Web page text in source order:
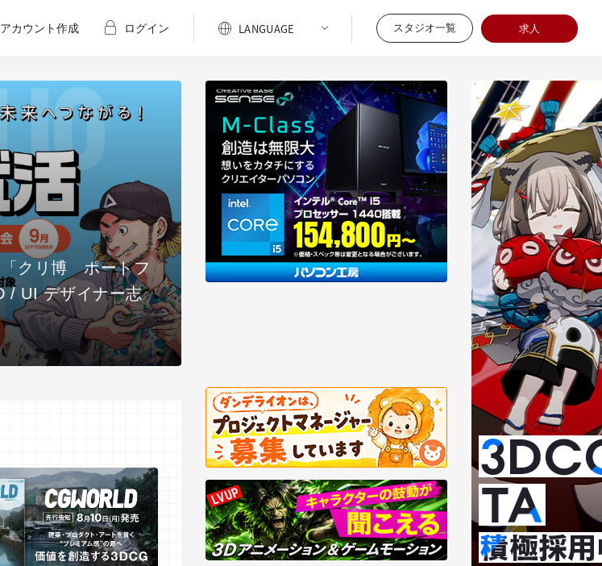
アカウント作成 ログイン スタジオ一覧 求人
クリ博 ポートフ
/ UI デザイナー志
2026/08/07
【全3回・第3回】Mori CalliopeのMV／3D LIVEはど
れる？――東映ツークン研究所の制作基盤